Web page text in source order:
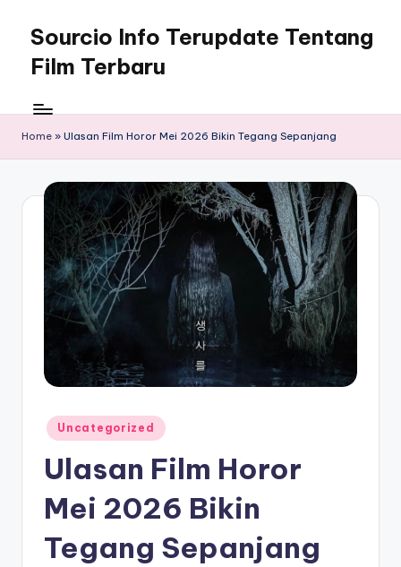
content
Sourcio Info Terupdate Tentang
Film Terbaru
Home » Ulasan Film Horor Mei 2026 Bikin Tegang Sepanjang
Posted
in
Uncategorized
Ulasan Film Horor
Mei 2026 Bikin
Tegang Sepanjang